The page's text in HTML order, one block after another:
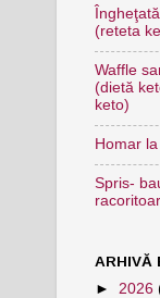
(reteta
Waffle
(dietă
keto)
Homar
Spris-
ARHIVĂ
► 2026